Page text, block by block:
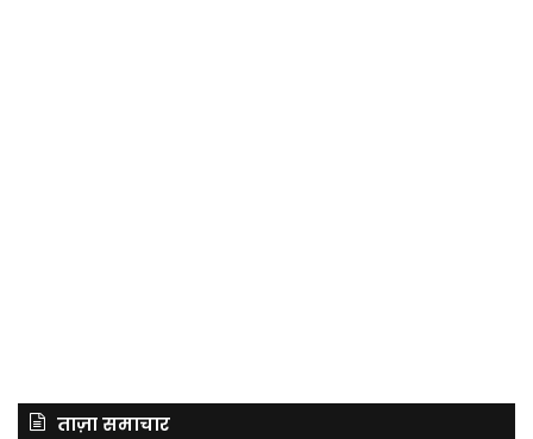
ताज़ा समाचार